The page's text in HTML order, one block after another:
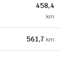
458,4
km
561,7 km